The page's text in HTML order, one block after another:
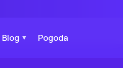
Blog Pogoda